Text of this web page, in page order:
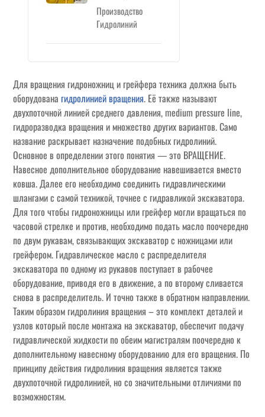
Производство
Гидролиний
Для вращения гидроножниц и грейфера техника должна быть
оборудованагидролинией вращения. Её также называют
двухпоточной линией среднего давления, medium pressure line,
гидроразводка вращения и множество других вариантов. Само
название раскрывает назначение подобных гидролиний.
Основное в определении этого понятия — это ВРАЩЕНИЕ.
Навесное дополнительное оборудование навешивается вместо
ковша. Далее его необходимо соединить гидравлическими
шлангами с самой техникой, точнее с гидравликой экскаватора.
Для того чтобы гидроножницы или грейфер могли вращаться по
часовой стрелке и против, необходимо подать масло поочередно
по двум рукавам, связывающих экскаватор с ножницами или
грейфером. Гидравлическое масло с распределителя
экскаватора по одному из рукавов поступает в рабочее
оборудование, приводя его в движение, а по второму сливается
снова в распределитель. И точно также в обратном направлении.
Таким образом гидролиния вращения – это комплект деталей и
узлов который после монтажа на экскаватор, обеспечит подачу
гидравлической жидкости по обеим магистралям поочередно к
дополнительному навесному оборудованию для его вращения. По
принципу действия гидролиния вращения является также
двухпоточной гидролинией, но со значительными отличиями по
возможностям.